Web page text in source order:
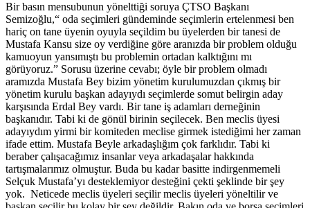
Bir basın mensubunun yönelttiği soruya ÇTSO Başkanı
Semizoğlu,“ oda seçimleri gündeminde seçimlerin ertelenmesi ben
hariç on tane üyenin oyuyla seçildim bu üyelerden bir tanesi de
Mustafa Kansu size oy verdiğine göre aranızda bir problem olduğu
kamuoyun yansımıştı bu problemin ortadan kalktığını mı
görüyoruz.” Sorusu üzerine cevabı; öyle bir problem olmadı
aramızda Mustafa Bey bizim yönetim kurulumuzdan çıkmış bir
yönetim kurulu başkan adayıydı seçimlerde somut belirgin aday
karşısında Erdal Bey vardı. Bir tane iş adamları derneğinin
başkanıdır. Tabi ki de gönül birinin seçilecek. Ben meclis üyesi
adayıydım yirmi bir komiteden meclise girmek istediğimi her zaman
ifade ettim. Mustafa Beyle arkadaşlığım çok farklıdır. Tabi ki
beraber çalışacağımız insanlar veya arkadaşalar hakkında
tartışmalarımız olmuştur. Buda bu kadar basitte indirgenmemeli
Selçuk Mustafa’yı desteklemiyor desteğini çekti şeklinde bir şey
yok. Neticede meclis üyeleri seçilir meclis üyeleri yöneltilir ve